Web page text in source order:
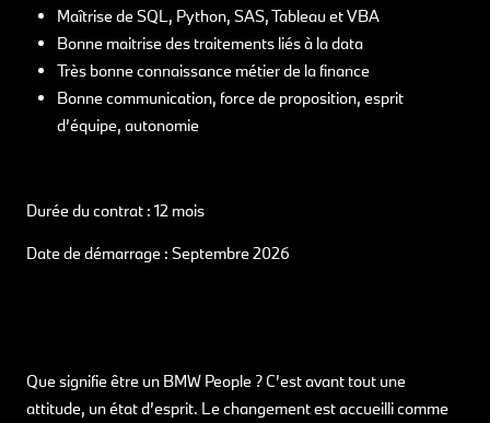
Maîtrise de SQL, Python, SAS, Tableau et VBA
Bonne maitrise des traitements liés à la data
Très bonne connaissance métier de la finance
Bonne communication, force de proposition, esprit
d’équipe, autonomie
Durée du contrat : 12 mois
Date de démarrage : Septembre 2026
Que signifie être un BMW People ? C’est avant tout une
attitude, un état d’esprit. Le changement est accueilli comme